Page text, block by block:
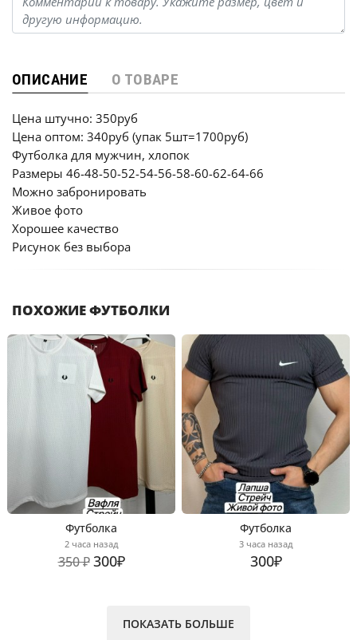
ОПИСАНИЕ О ТОВАРЕ
Цена штучно: 350руб
Цена оптом: 340руб (упак 5шт=1700руб)
Футболка для мужчин, хлопок
Размеры 46-48-50-52-54-56-58-60-62-64-66
Можно забронировать
Живое фото
Хорошее качество
Рисунок без выбора
ПОХОЖИЕ ФУТБОЛКИ
Футболка
2 часа назад
350 ₽ 300₽
Футболка
3 часа назад
300₽
ПОКАЗАТЬ БОЛЬШЕ